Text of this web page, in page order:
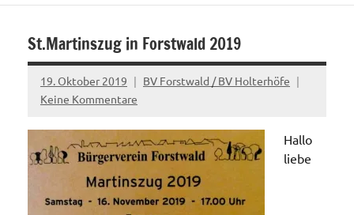
St.Martinszug in Forstwald 2019
19. Oktober 2019
BV Forstwald / BV Holterhöfe
Keine Kommentare
Hallo
liebe